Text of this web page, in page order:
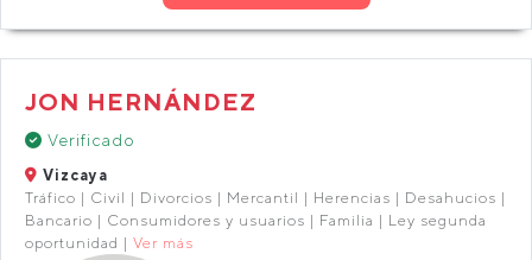
JON HERNÁNDEZ
Verificado
Vizcaya
Tráfico | Civil | Divorcios | Mercantil | Herencias | Desahucios |
Bancario | Consumidores y usuarios | Familia | Ley segunda
oportunidad | Ver más